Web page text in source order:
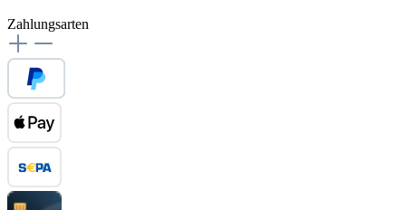
Zahlungsarten